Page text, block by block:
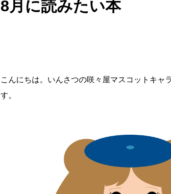
8月に読みたい本
こんにちは。いんさつの咲々屋マスコットキャ
す。